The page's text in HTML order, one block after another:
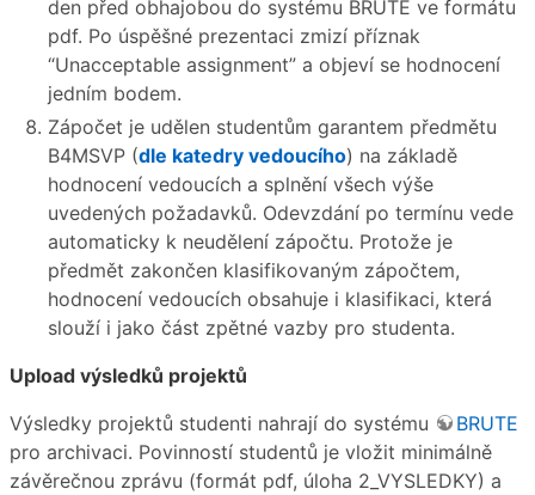
den před obhajobou do systému BRUTE ve formátu
pdf. Po úspěšné prezentaci zmizí příznak
“Unacceptable assignment” a objeví se hodnocení
jedním bodem.
Zápočet je udělen studentům garantem předmětu
B4MSVP (dle katedry vedoucího) na základě
hodnocení vedoucích a splnění všech výše
uvedených požadavků. Odevzdání po termínu vede
automaticky k neudělení zápočtu. Protože je
předmět zakončen klasifikovaným zápočtem,
hodnocení vedoucích obsahuje i klasifikaci, která
slouží i jako část zpětné vazby pro studenta.
Upload výsledků projektů
Výsledky projektů studenti nahrají do systému
BRUTE
pro archivaci. Povinností studentů je vložit minimálně
závěrečnou zprávu (formát pdf, úloha 2_VYSLEDKY) a